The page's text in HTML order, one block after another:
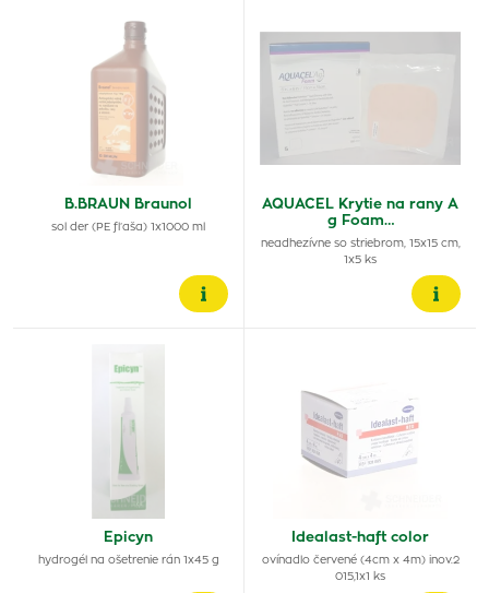
B.BRAUN Braunol
sol der (PE fľaša) 1x1000 ml
AQUACEL Krytie na rany A
g Foam…
neadhezívne so striebrom, 15x15 cm,
1x5 ks
Epicyn
hydrogél na ošetrenie rán 1x45 g
Idealast-haft color
ovínadlo červené (4cm x 4m) inov.2
015,1x1 ks